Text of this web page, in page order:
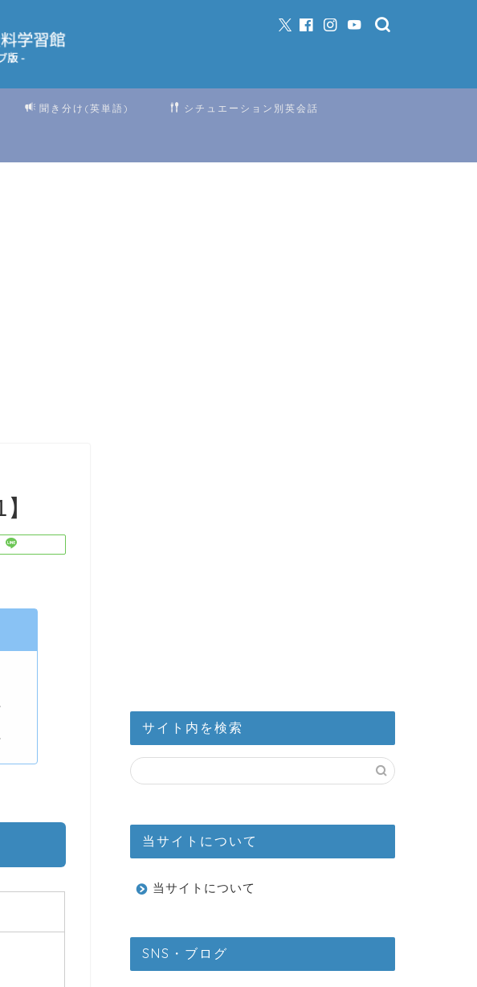
聞き分け(英単語) シチュエーション別英会話
サイト内を検索
当サイトについて
当サイトについて
SNS・ブログ